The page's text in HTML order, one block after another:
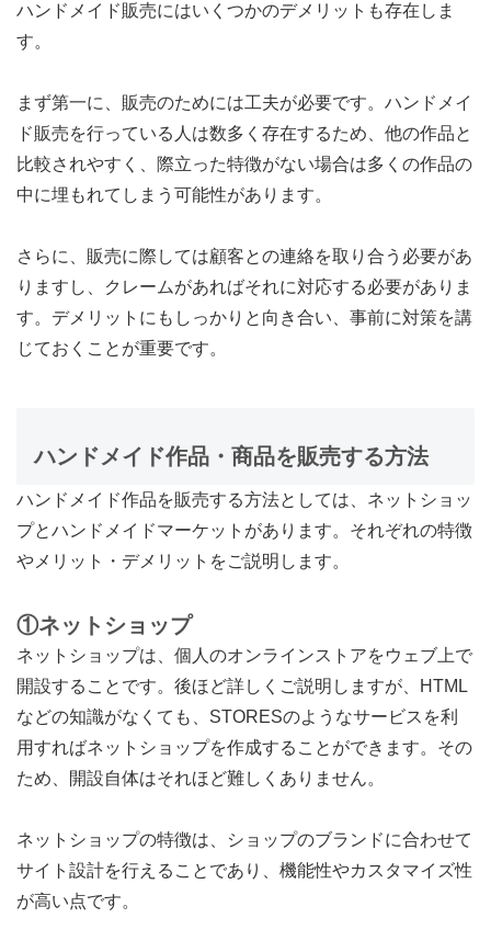
ハンドメイド販売にはいくつかのデメリットも存在しま
す。
まず第一に、販売のためには工夫が必要です。ハンドメイ
ド販売を行っている人は数多く存在するため、他の作品と
比較されやすく、際立った特徴がない場合は多くの作品の
中に埋もれてしまう可能性があります。
さらに、販売に際しては顧客との連絡を取り合う必要があ
りますし、クレームがあればそれに対応する必要がありま
す。デメリットにもしっかりと向き合い、事前に対策を講
じておくことが重要です。
ハンドメイド作品・商品を販売する方法
ハンドメイド作品を販売する方法としては、ネットショッ
プとハンドメイドマーケットがあります。それぞれの特徴
やメリット・デメリットをご説明します。
①ネットショップ
ネットショップは、個人のオンラインストアをウェブ上で
開設することです。後ほど詳しくご説明しますが、HTML
などの知識がなくても、STORESのようなサービスを利
用すればネットショップを作成することができます。その
ため、開設自体はそれほど難しくありません。
ネットショップの特徴は、ショップのブランドに合わせて
サイト設計を行えることであり、機能性やカスタマイズ性
が高い点です。